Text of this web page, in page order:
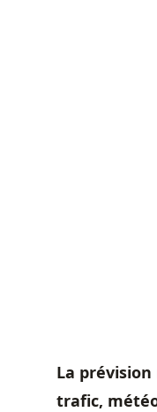
La
trafic,